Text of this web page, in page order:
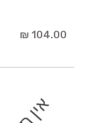
104.00 ₪